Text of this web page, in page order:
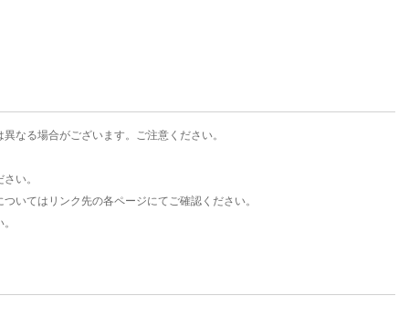
なる場合がございます。ご注意ください。
い。
いてはリンク先の各ページにてご確認ください。